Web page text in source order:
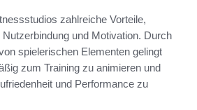
zahlreiche Vorteile,
und Motivation. Durch
spielerischen Elementen gelingt
zum Training zu animieren und
und Performance zu